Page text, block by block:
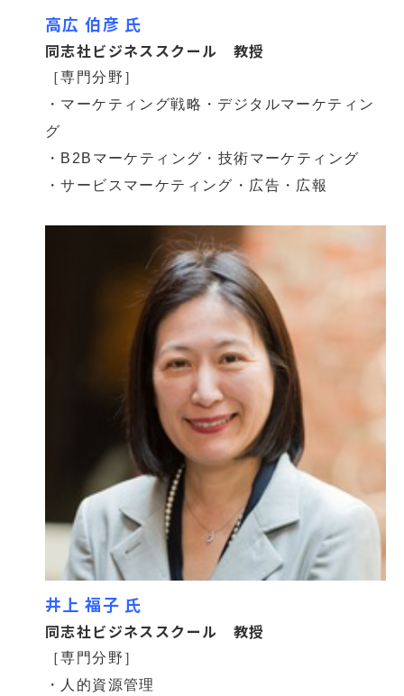
高広 伯彦 氏
同志社ビジネススクール 教授
［専門分野］
・マーケティング戦略・デジタルマーケティン
グ
・B2Bマーケティング・技術マーケティング
・サービスマーケティング・広告・広報
井上 福子 氏
同志社ビジネススクール 教授
［専門分野］
・人的資源管理